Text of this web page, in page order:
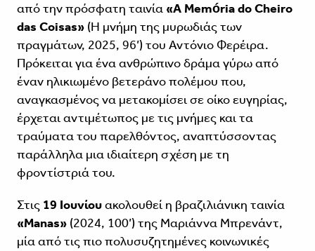
από την πρόσφατη ταινία «A Memória do Cheiro
das Coisas»(Η μνήμη της μυρωδιάς των
πραγμάτων, 2025, 96’) του Αντόνιο Φερέιρα.
Πρόκειται για ένα ανθρώπινο δράμα γύρω από
έναν ηλικιωμένο βετεράνο πολέμου που,
αναγκασμένος να μετακομίσει σε οίκο ευγηρίας,
έρχεται αντιμέτωπος με τις μνήμες και τα
τραύματα του παρελθόντος, αναπτύσσοντας
παράλληλα μια ιδιαίτερη σχέση με τη
φροντίστριά του.
Στις 19 Ιουνίουακολουθεί η βραζιλιάνικη ταινία
«Manas»(2024, 100’) της Μαριάννα Μπρενάντ,
μία από τις πιο πολυσυζητημένες κοινωνικές